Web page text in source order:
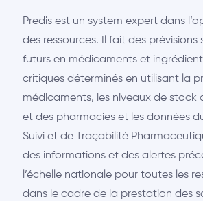
Predis est un system expert dans
des ressources. Il fait des prévisions
futurs en médicaments et
critiques déterminés en utilisant la
médicaments, les niveaux de stock
et des pharmacies et les données
Suivi et de Traçabilité
des informations et des alertes
l’échelle nationale pour toutes les
dans le cadre de la prestation des